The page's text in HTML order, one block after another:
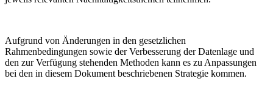
Aufgrund von Änderungen in den gesetzlichen
Rahmenbedingungen sowie der Verbesserung der Datenlage und
den zur Verfügung stehenden Methoden kann es zu Anpassungen
bei den in diesem Dokument beschriebenen Strategie kommen.